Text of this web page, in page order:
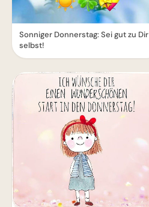
Sonniger Donnerstag: Sei gut zu Dir
selbst!